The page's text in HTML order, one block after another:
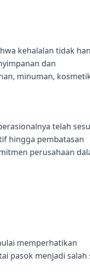
kehalalan tidak
dan
minuman,
telah
hingga pembatasan
perusahaan
memperhatikan
pasok menjadi salah